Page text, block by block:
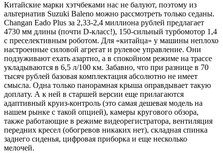
Китайские марки хэтчбеками нас не балуют, поэтому из
альтернатив Suzuki Baleno можно рассмотреть только седаны.
Changan Eado Plus за 2,33-2,4 миллиона рублей предлагает
4730 мм длины (почти D-класс!), 150-сильный турбомотор 1,4
с преселективным роботом. Для «китайца» у машины неплохо
настроенные силовой агрегат и рулевое управление. Они
подзуживают ехать азартно, а в спокойном режиме на трассе
укладываются в 6,5 л/100 км. Забавно, что при разнице в 70
тысяч рублей базовая комплектация абсолютно не имеет
смысла. Одна только панорамная крыша оправдывает такую
доплату. А к ней в старшей версии еще прилагаются
адаптивный круиз-контроль (это самая дешевая модель на
нашем рынке с такой опцией), камеры кругового обзора,
также работающие в режиме видеорегистратора, вентиляция
передних кресел (обогревов никаких нет), складная спинка
заднего сиденья, цифровая приборка и еще несколько
мелочей.